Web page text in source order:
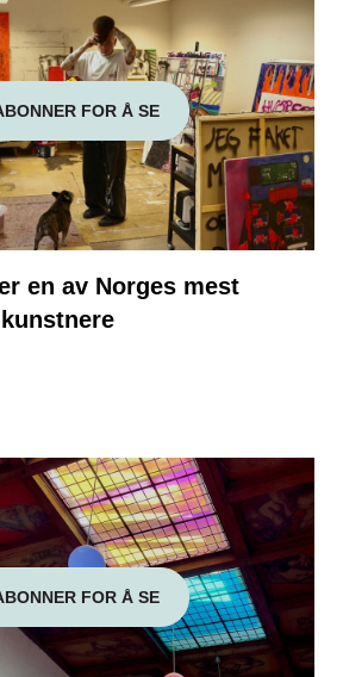
FOR Å SE
en av Norges mest
FOR Å SE